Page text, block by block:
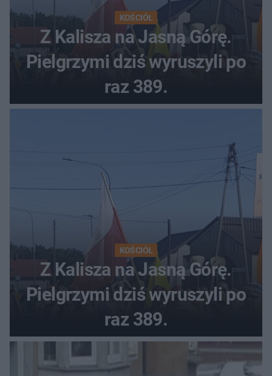
KOŚCIÓŁ
Z Kalisza na Jasną Górę.
Pielgrzymi dziś wyruszyli po
raz 389.
KOŚCIÓŁ
Z Kalisza na Jasną Górę.
Pielgrzymi dziś wyruszyli po
raz 389.